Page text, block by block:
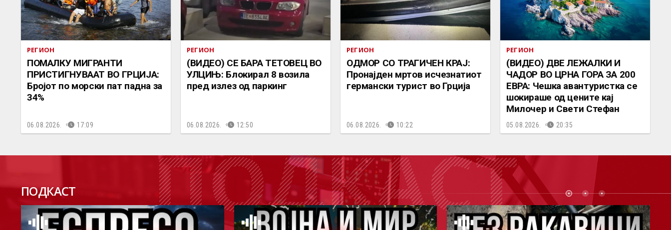
РЕГИОН
ПОМАЛКУ МИГРАНТИ
ПРИСТИГНУВААТ ВО ГРЦИЈА:
Бројот по морски пат падна за
34%
06.08.2026. 17:09
РЕГИОН
(ВИДЕО) СЕ БАРА ТЕТОВЕЦ ВО
УЛЦИЊ: Блокирал 8 возила
пред излез од паркинг
06.08.2026. 12:50
РЕГИОН
ОДМОР СО ТРАГИЧЕН КРАЈ:
Пронајден мртов исчезнатиот
германски турист во Грција
06.08.2026. 10:22
РЕГИОН
(ВИДЕО) ДВЕ ЛЕЖАЛКИ И
ЧАДОР ВО ЦРНА ГОРА ЗА 200
ЕВРА: Чешка авантуристка се
шокираше од цените кај
Милочер и Свети Стефан
05.08.2026. 20:35
ПОДКАСТ ПОДКАСТ